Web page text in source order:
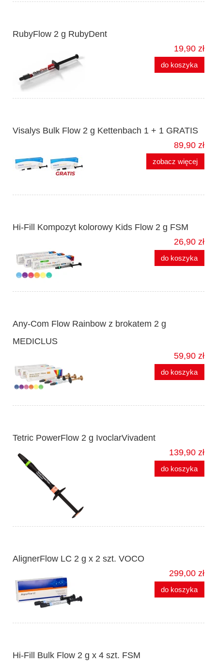
RubyFlow 2 g RubyDent
19,90 zł
do koszyka
Visalys Bulk Flow 2 g Kettenbach 1 + 1 GRATIS
89,90 zł
zobacz więcej
Hi-Fill Kompozyt kolorowy Kids Flow 2 g FSM
26,90 zł
do koszyka
Any-Com Flow Rainbow z brokatem 2 g
MEDICLUS
59,90 zł
do koszyka
Tetric PowerFlow 2 g IvoclarVivadent
139,90 zł
do koszyka
AlignerFlow LC 2 g x 2 szt. VOCO
299,00 zł
do koszyka
Hi-Fill Bulk Flow 2 g x 4 szt. FSM